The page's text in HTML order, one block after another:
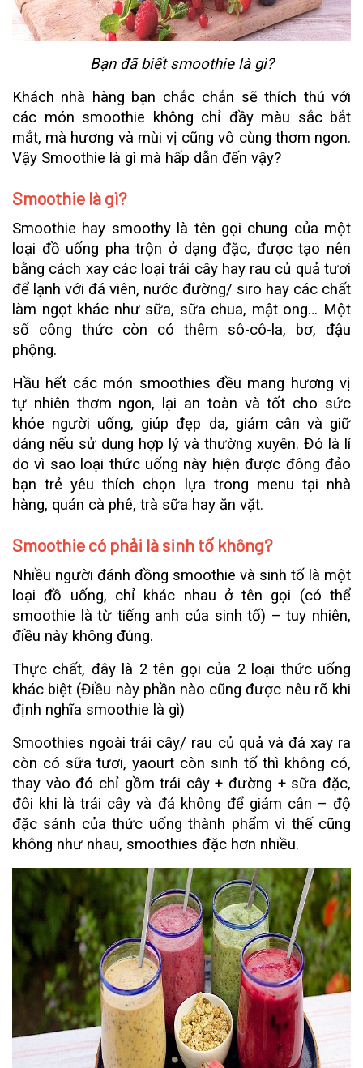
Bạn đã biết smoothie là gì?
Khách nhà hàng bạn chắc chắn sẽ thích thú với
các món smoothie không chỉ đầy màu sắc bắt
mắt, mà hương và mùi vị cũng vô cùng thơm ngon.
Vậy Smoothie là gì mà hấp dẫn đến vậy?
Smoothie là gì?
Smoothie hay smoothy là tên gọi chung của một
loại đồ uống pha trộn ở dạng đặc, được tạo nên
bằng cách xay các loại trái cây hay rau củ quả tươi
để lạnh với đá viên, nước đường/ siro hay các chất
làm ngọt khác như sữa, sữa chua, mật ong… Một
số công thức còn có thêm sô-cô-la, bơ, đậu
phộng.
Hầu hết các món smoothies đều mang hương vị
tự nhiên thơm ngon, lại an toàn và tốt cho sức
khỏe người uống, giúp đẹp da, giảm cân và giữ
dáng nếu sử dụng hợp lý và thường xuyên. Đó là lí
do vì sao loại thức uống này hiện được đông đảo
bạn trẻ yêu thích chọn lựa trong menu tại nhà
hàng, quán cà phê, trà sữa hay ăn vặt.
Smoothie có phải là sinh tố không?
Nhiều người đánh đồng smoothie và sinh tố là một
loại đồ uống, chỉ khác nhau ở tên gọi (có thể
smoothie là từ tiếng anh của sinh tố) – tuy nhiên,
điều này không đúng.
Thực chất, đây là 2 tên gọi của 2 loại thức uống
khác biệt (Điều này phần nào cũng được nêu rõ khi
định nghĩa smoothie là gì)
Smoothies ngoài trái cây/ rau củ quả và đá xay ra
còn có sữa tươi, yaourt còn sinh tố thì không có,
thay vào đó chỉ gồm trái cây + đường + sữa đặc,
đôi khi là trái cây và đá không để giảm cân – độ
đặc sánh của thức uống thành phẩm vì thế cũng
không như nhau, smoothies đặc hơn nhiều.